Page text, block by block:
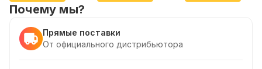
Почему мы?
Прямые поставки
От официального дистрибьютора